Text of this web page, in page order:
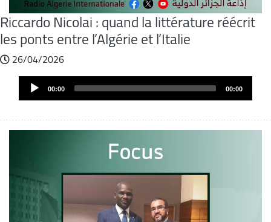
Riccardo Nicolai : quand la littérature réécrit
les ponts entre l’Algérie et l’Italie
26/04/2026
Fichier
Audio
Player 00:00 00:00